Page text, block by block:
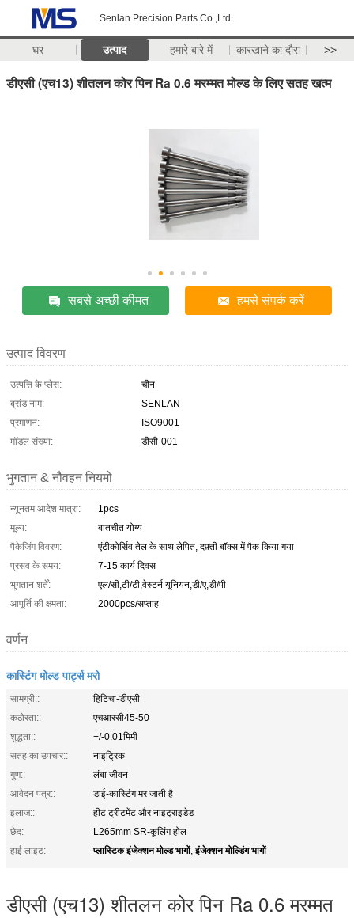
Senlan Precision Parts Co.,Ltd.
घर उत्पाद हमारे बारे में कारखाने का दौरा >>
डीएसी (एच13) शीतलन कोर पिन Ra 0.6 मरम्मत मोल्ड के लिए सतह खत्म
सबसे अच्छी कीमत हमसे संपर्क करें
उत्पाद विवरण
उत्पत्ति के प्लेस:
चीन
ब्रांड नाम:
SENLAN
प्रमाणन:
ISO9001
मॉडल संख्या:
डीसी-001
भुगतान & नौवहन नियमों
न्यूनतम आदेश मात्रा:
1pcs
मूल्य:
बातचीत योग्य
पैकेजिंग विवरण:
एंटीकोर्सिव तेल के साथ लेपित, दफ़्ती बॉक्स में पैक किया गया
प्रसव के समय:
7-15 कार्य दिवस
भुगतान शर्तें:
एल/सी,टी/टी,वेस्टर्न यूनियन,डी/ए,डी/पी
आपूर्ति की क्षमता:
2000pcs/सप्ताह
वर्णन
कास्टिंग मोल्ड पार्ट्स मरो
सामग्री::
हिटिचा-डीएसी
कठोरता::
एचआरसी45-50
शुद्धता::
+/-0.01मिमी
सतह का उपचार::
नाइट्रिक
गुण::
लंबा जीवन
आवेदन पत्र::
डाई-कास्टिंग मर जाती है
इलाज::
हीट ट्रीटमेंट और नाइट्राइडेड
छेद:
L265mm SR-कूलिंग होल
हाई लाइट:
प्लास्टिक इंजेक्शन मोल्ड भागों,इंजेक्शन मोल्डिंग भागों
डीएसी (एच13) शीतलन कोर पिन Ra 0.6 मरम्मत